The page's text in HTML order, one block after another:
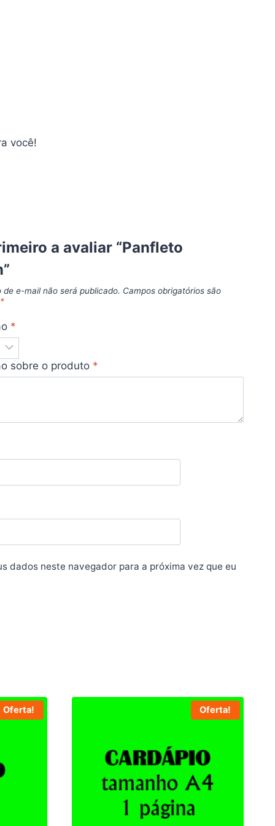
você!
a avaliar “Panfleto
de e-mail não será publicado. Campos obrigatórios são
*
*
sobre o produto *
dados neste navegador para a próxima vez que eu
Oferta! Oferta!